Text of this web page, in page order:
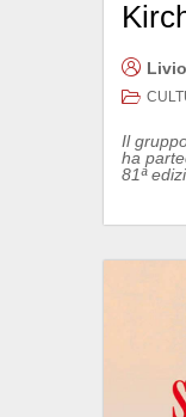
Il
ha
81ª